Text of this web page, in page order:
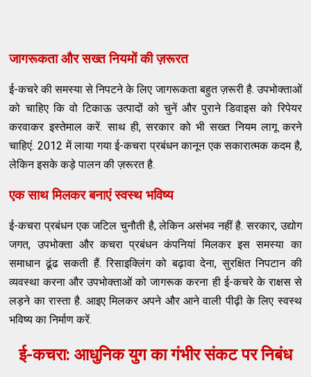
जागरूकता और सख्त नियमों की ज़रूरत
ई-कचरे की समस्या से निपटने के लिए जागरूकता बहुत ज़रूरी है. उपभोक्ताओं
को चाहिए कि वो टिकाऊ उत्पादों को चुनें और पुराने डिवाइस को रिपेयर
करवाकर इस्तेमाल करें. साथ ही, सरकार को भी सख्त नियम लागू करने
चाहिएं. 2012 में लाया गया ई-कचरा प्रबंधन कानून एक सकारात्मक कदम है,
लेकिन इसके कड़े पालन की ज़रूरत है.
एक साथ मिलकर बनाएं स्वस्थ भविष्य
ई-कचरा प्रबंधन एक जटिल चुनौती है, लेकिन असंभव नहीं है. सरकार, उद्योग
जगत, उपभोक्ता और कचरा प्रबंधन कंपनियां मिलकर इस समस्या का
समाधान ढूंढ सकती हैं. रिसाइक्लिंग को बढ़ावा देना, सुरक्षित निपटान की
व्यवस्था करना और उपभोक्ताओं को जागरूक करना ही ई-कचरे के राक्षस से
लड़ने का रास्ता है. आइए मिलकर अपने और आने वाली पीढ़ी के लिए स्वस्थ
भविष्य का निर्माण करें.
ई-कचरा: आधुनिक युग का गंभीर संकट पर निबंध